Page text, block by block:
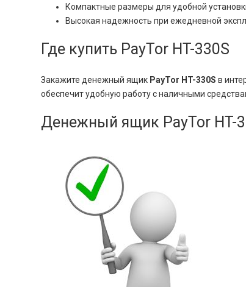
Компактные размеры для удобной
Высокая надежность при ежедневной
Где купить PayTor HT-330S
Закажите денежный ящик PayTor HT-330S в
обеспечит удобную работу с наличными
Денежный ящик PayTor HT-